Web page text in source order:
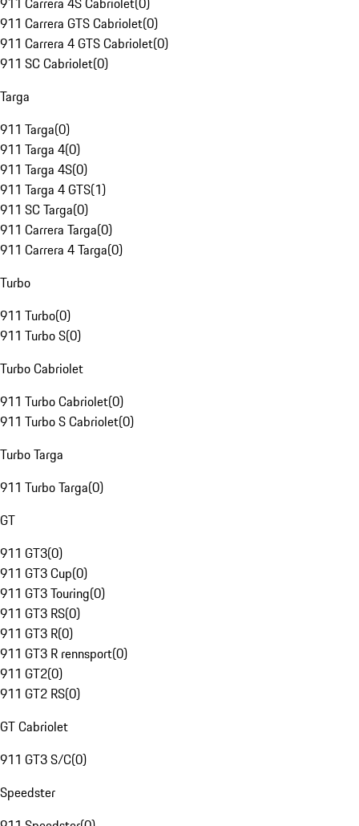
911 Carrera GTS Cabriolet(0)
911 Carrera 4 GTS Cabriolet(0)
911 SC Cabriolet(0)
Targa
911 Targa(0)
911 Targa 4(0)
911 Targa 4S(0)
911 Targa 4 GTS(1)
911 SC Targa(0)
911 Carrera Targa(0)
911 Carrera 4 Targa(0)
Turbo
911 Turbo(0)
911 Turbo S(0)
Turbo Cabriolet
911 Turbo Cabriolet(0)
911 Turbo S Cabriolet(0)
Turbo Targa
911 Turbo Targa(0)
GT
911 GT3(0)
911 GT3 Cup(0)
911 GT3 Touring(0)
911 GT3 RS(0)
911 GT3 R(0)
911 GT3 R rennsport(0)
911 GT2(0)
911 GT2 RS(0)
GT Cabriolet
911 GT3 S/C(0)
Speedster